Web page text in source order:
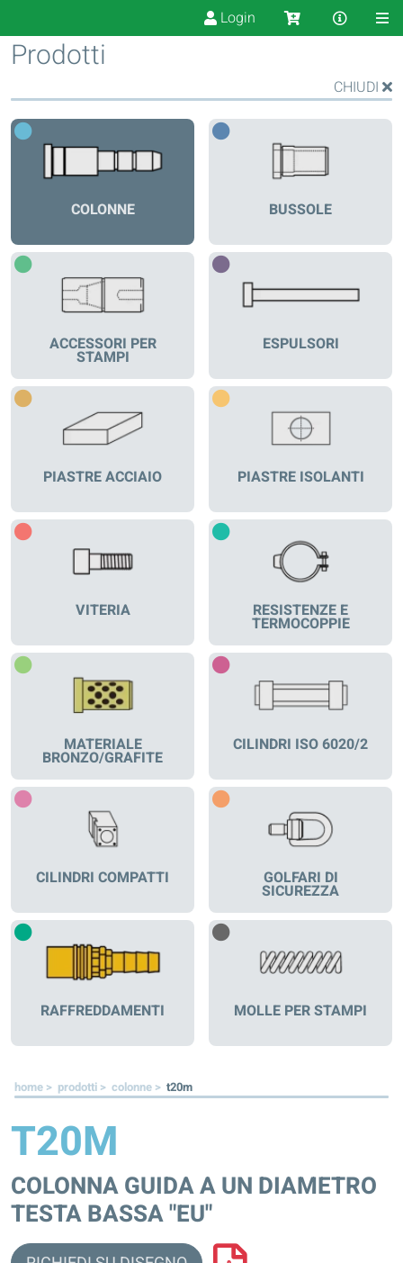
Login
Prodotti
CHIUDI
COLONNE BUSSOLE
ACCESSORI PER
STAMPI
ESPULSORI
PIASTRE ACCIAIO PIASTRE ISOLANTI
VITERIA RESISTENZE E
TERMOCOPPIE
MATERIALE
BRONZO/GRAFITE
CILINDRI ISO 6020/2
CILINDRI COMPATTI GOLFARI DI
SICUREZZA
RAFFREDDAMENTI MOLLE PER STAMPI
home > prodotti > colonne > t20m
T20M
COLONNA GUIDA A UN DIAMETRO
TESTA BASSA "EU"